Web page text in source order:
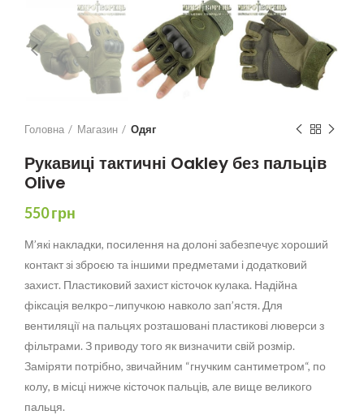
Головна Магазин Одяг
Рукавиці тактичні Oakley без пальців
Olive
550грн
М’які накладки, посилення на долонізабезпечує хороший
контактзі зброєю та іншими предметами і додатковий
захист. Пластиковий захист кісточок кулака. Надійна
фіксація велкро–липучкою навколо зап’ястя. Для
вентиляції на пальцях розташовані пластикові люверси з
фільтрами. З приводутого як визначити свій розмір.
Заміряти потрібно, звичайним “гнучким сантиметром“, по
колу, в місці нижче кісточок пальців, але вище великого
пальця.